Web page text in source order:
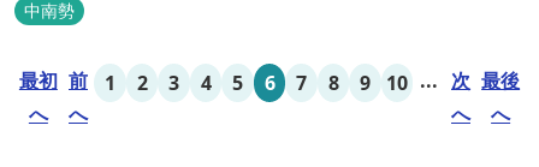
の拠点にご利用ください。
中南勢
最初
へ
前
へ
1 2 3 4 5 6 7 8 9 10 ... 次
へ
最後
へ